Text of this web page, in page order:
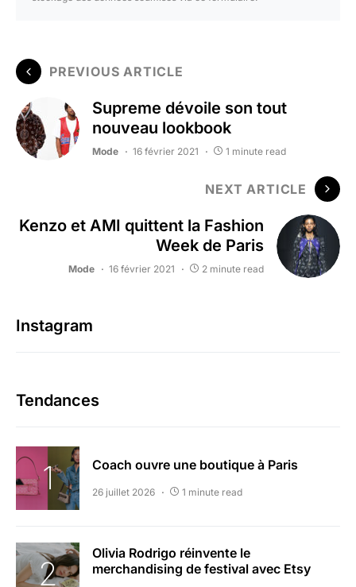
PREVIOUS ARTICLE
Supreme dévoile son tout
nouveau lookbook
Mode 16 février 2021 1 minute read
NEXT ARTICLE
Kenzo et AMI quittent la Fashion
Week de Paris
Mode 16 février 2021 2 minute read
Instagram
Tendances
Coach ouvre une boutique à Paris
26 juillet 2026 1 minute read
Olivia Rodrigo réinvente le
merchandising de festival avec Etsy